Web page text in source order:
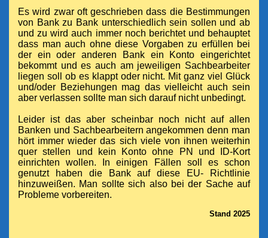
Es wird zwar oft geschrieben dass die Bestimmungen
von Bank zu Bank unterschiedlich sein sollen und ab
und zu wird auch immer noch berichtet und behauptet
dass man auch ohne diese Vorgaben zu erfüllen bei
der ein oder anderen Bank ein Konto eingerichtet
bekommt und es auch am jeweiligen Sachbearbeiter
liegen soll ob es klappt oder nicht. Mit ganz viel Glück
und/oder Beziehungen mag das vielleicht auch sein
aber verlassen sollte man sich darauf nicht unbedingt.
Leider ist das aber scheinbar noch nicht auf allen
Banken und Sachbearbeitern angekommen denn man
hört immer wieder das sich viele von ihnen weiterhin
quer stellen und kein Konto ohne PN und ID-Kort
einrichten wollen. In einigen Fällen soll es schon
genutzt haben die Bank auf diese EU- Richtlinie
hinzuweißen. Man sollte sich also bei der Sache auf
Probleme vorbereiten.
Stand 2025